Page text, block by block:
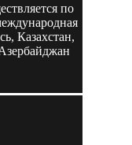
по
Казахстан,